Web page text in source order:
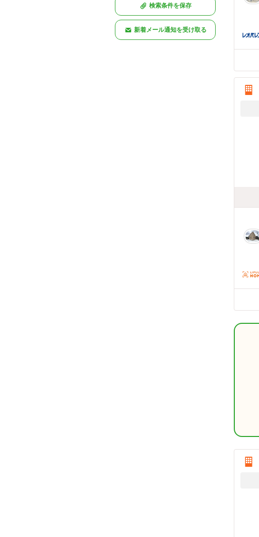
検索条件を保存
新着メール通知を受け取る